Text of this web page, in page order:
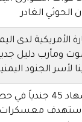
الحوثي الغادر
الأمريكية لدى
ومأرب دليل
لأسر الجنود
استشهاد 45
معسكرات